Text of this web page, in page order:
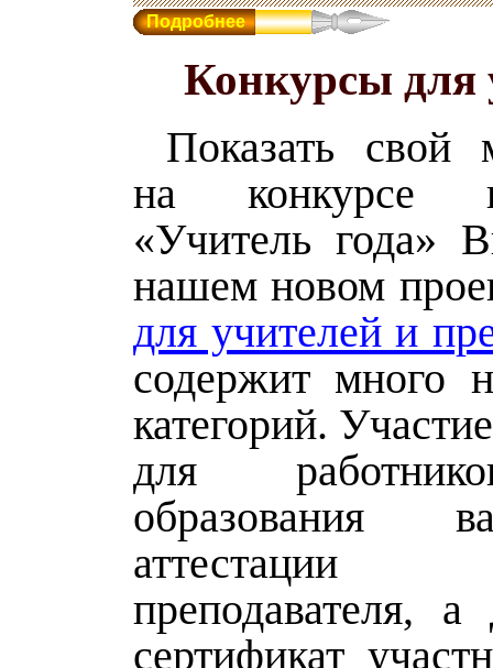
Подробнее
Конкурсы для
Показать свой
на конкурсе
«Учитель года»
нашем новом
для учителей и
содержит много
категорий.
для
образования
аттестации
преподавателя,
сертификат